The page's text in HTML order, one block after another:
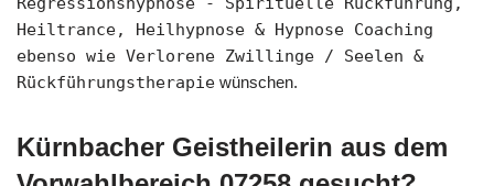
Heiltrance, Heilhypnose & Hypnose Coaching
ebenso wie Verlorene Zwillinge / Seelen &
Rückführungstherapie wünschen.
Kürnbacher Geistheilerin aus dem